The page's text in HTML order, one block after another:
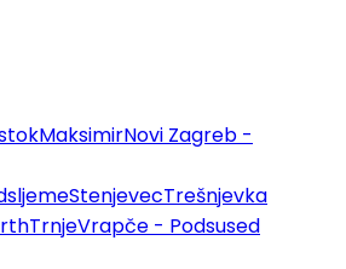
MaksimirNovi Zagreb -
StenjevecTrešnjevka
TrnjeVrapče - Podsused